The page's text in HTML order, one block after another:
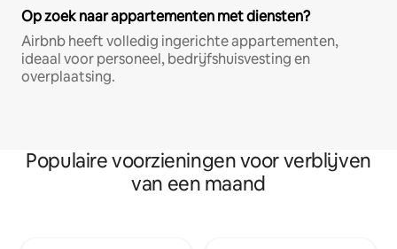
Op zoek naar appartementen met diensten?
Airbnb heeft volledig ingerichte appartementen,
ideaal voor personeel, bedrijfshuisvesting en
overplaatsing.
Populaire voorzieningen voor verblijven
van een maand